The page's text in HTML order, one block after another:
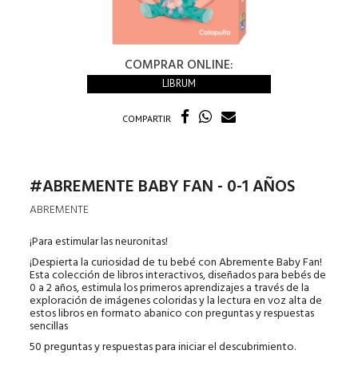
COMPRAR ONLINE:
LIBRUM
COMPARTIR
#ABREMENTE BABY FAN - 0-1 AÑOS
ABREMENTE
¡Para estimular las neuronitas!
¡Despierta la curiosidad de tu bebé con Abremente Baby Fan!
Esta colección de libros interactivos, diseñados para bebés de
0 a 2 años, estimula los primeros aprendizajes a través de la
exploración de imágenes coloridas y la lectura en voz alta de
estos libros en formato abanico con preguntas y respuestas
sencillas
50 preguntas y respuestas para iniciar el descubrimiento.